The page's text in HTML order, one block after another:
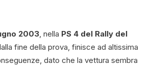
2003, nella PS 4 del Rally del
fine della prova, finisce ad altissima
dato che la vettura sembra